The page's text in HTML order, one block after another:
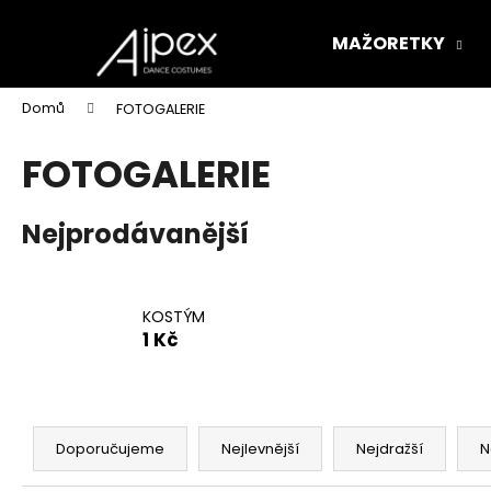
MAŽORETKY
Domů FOTOGALERIE
FOTOGALERIE
Nejprodávanější
KOSTÝM
1 Kč
Ř
z
Doporučujeme Nejlevnější Nejdražší
í
Zpět
do
obchodu
Zpět
do
obchodu